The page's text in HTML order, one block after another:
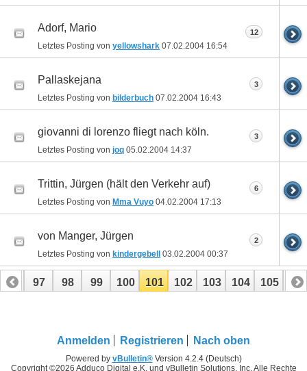
Adorf, Mario
Letztes Posting von yellowshark 07.02.2004 16:54
12
Pallaskejana
Letztes Posting von bilderbuch 07.02.2004 16:43
3
giovanni di lorenzo fliegt nach köln.
Letztes Posting von joq 05.02.2004 14:37
3
Trittin, Jürgen (hält den Verkehr auf)
Letztes Posting von Mma Vuyo 04.02.2004 17:13
6
von Manger, Jürgen
Letztes Posting von kindergebell 03.02.2004 00:37
2
96 97 98 99 100 101 102 103 104 105 106
Anmelden Registrieren Nach oben
Powered by vBulletin®Version 4.2.4 (Deutsch)
Copyright ©2026 Adduco Digital e.K. und vBulletin Solutions, Inc. Alle Rechte